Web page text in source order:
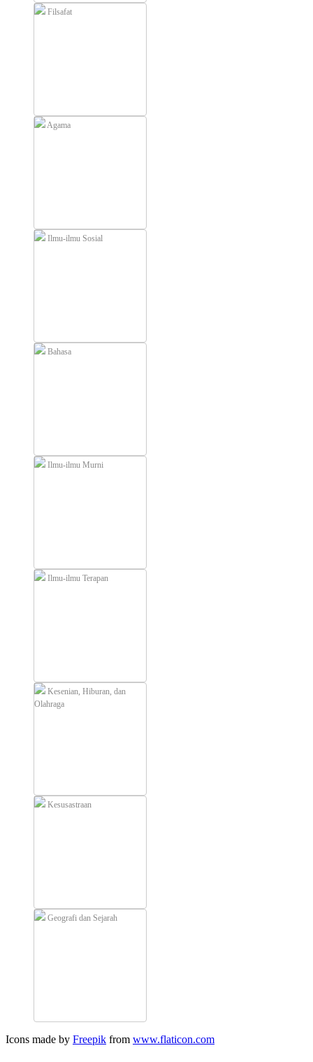
Filsafat
Agama
Ilmu-ilmu Sosial
Bahasa
Ilmu-ilmu Murni
Ilmu-ilmu Terapan
Kesenian, Hiburan, dan
Olahraga
Kesusastraan
Geografi dan Sejarah
Icons made by Freepik from www.flaticon.com